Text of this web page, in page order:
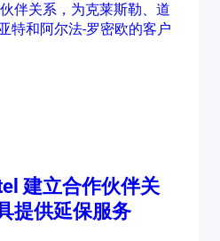
伴关系，为克莱斯勒、道
特和阿尔法-罗密欧的客户
建立合作伙伴关
提供延保服务